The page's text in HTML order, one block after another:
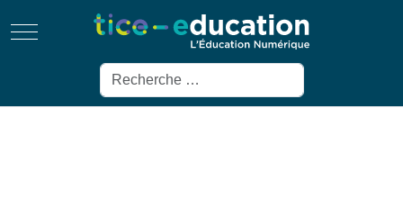
Mobile Menu Toggle
Rechercher